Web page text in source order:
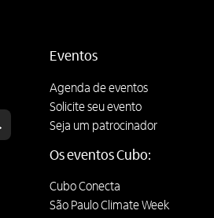
Eventos
Agenda de eventos
Solicite seu evento
Seja um patrocinador
Os eventos Cubo:
Cubo Conecta
São Paulo Climate Week